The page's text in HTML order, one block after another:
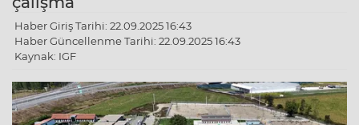
Haber Giriş Tarihi: 22.09.2025 16:43
Haber Güncellenme Tarihi: 22.09.2025 16:43
Kaynak: IGF